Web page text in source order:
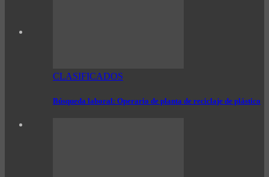
CLASIFICADOS
Búsqueda laboral: Operario de planta de reciclaje de plástico